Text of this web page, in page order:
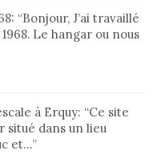
: “Bonjour, J’ai travaillé
Le hangar ou nous
à Erquy: “Ce site
situé dans un lieu
et…”